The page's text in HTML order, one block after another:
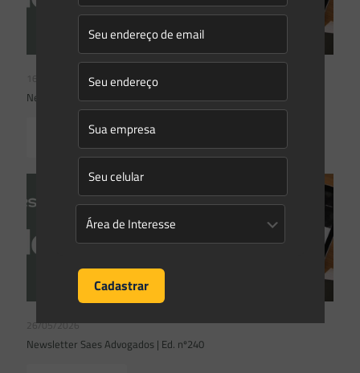
Newsletter Saes Advogados | Ed. nº 241
Read more
26/05/2026
Newsletter Saes Advogados | Ed. nº240